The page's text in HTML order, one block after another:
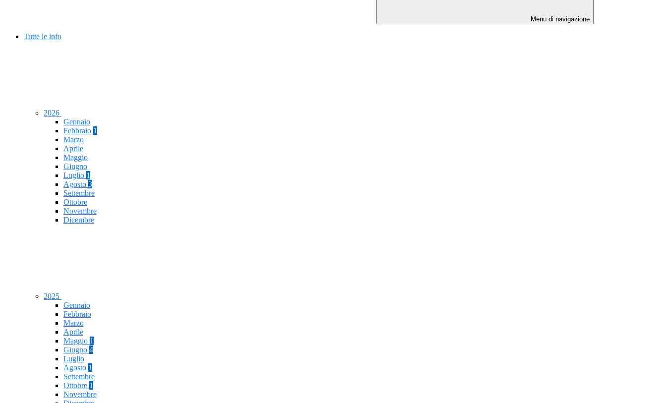
Menu di navigazione
Tutte le info
2026
Gennaio
Febbraio 1
Marzo
Aprile
Maggio
Giugno
Luglio 1
Agosto 3
Settembre
Ottobre
Novembre
Dicembre
2025
Gennaio
Febbraio
Marzo
Aprile
Maggio 1
Giugno 4
Luglio
Agosto 1
Settembre
Ottobre 1
Novembre